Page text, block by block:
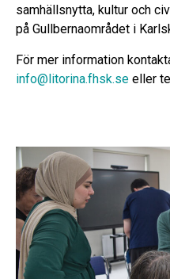
samhällsnytta, kultur och
på Gullbernaområdet i
För mer information
info@litorina.fhsk.se eller